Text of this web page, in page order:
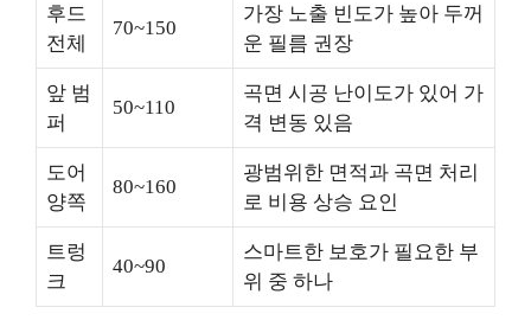
후드
전체
70~150
가장 노출 빈도가 높아 두꺼
운 필름 권장
앞 범
퍼
50~110
곡면 시공 난이도가 있어 가
격 변동 있음
도어
양쪽
80~160
광범위한 면적과 곡면 처리
로 비용 상승 요인
트렁
크
40~90
스마트한 보호가 필요한 부
위 중 하나